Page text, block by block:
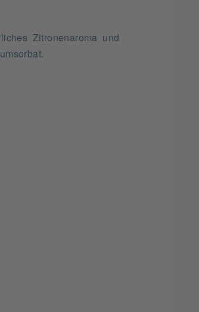
Zitronenaroma und